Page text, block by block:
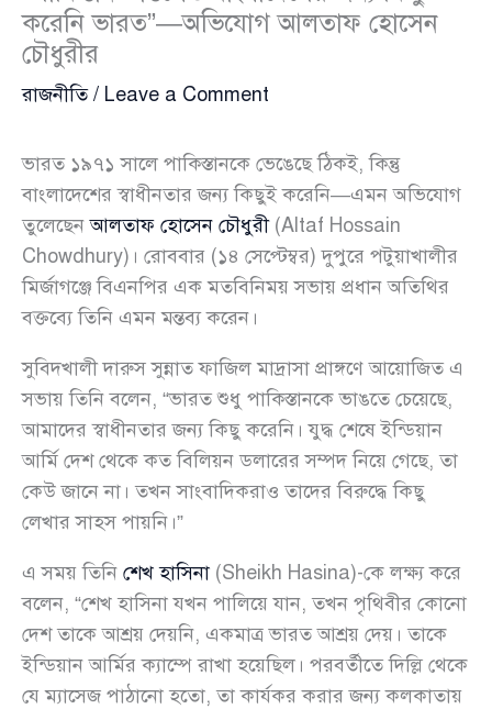
করেনি ভারত”—অভিযোগ আলতাফ হোসেন
চৌধুরীর
রাজনীতি/ Leave a Comment
ভারত ১৯৭১ সালে পাকিস্তানকে ভেঙেছে ঠিকই, কিন্তু
বাংলাদেশের স্বাধীনতার জন্য কিছুই করেনি—এমন অভিযোগ
তুলেছেনআলতাফ হোসেন চৌধুরী(Altaf Hossain
Chowdhury)। রোববার (১৪ সেপ্টেম্বর) দুপুরে পটুয়াখালীর
মির্জাগঞ্জে বিএনপির এক মতবিনিময় সভায় প্রধান অতিথির
বক্তব্যে তিনি এমন মন্তব্য করেন।
সুবিদখালী দারুস সুন্নাত ফাজিল মাদ্রাসা প্রাঙ্গণে আয়োজিত এ
সভায় তিনি বলেন, “ভারত শুধু পাকিস্তানকে ভাঙতে চেয়েছে,
আমাদের স্বাধীনতার জন্য কিছু করেনি। যুদ্ধ শেষে ইন্ডিয়ান
আর্মি দেশ থেকে কত বিলিয়ন ডলারের সম্পদ নিয়ে গেছে, তা
কেউ জানে না। তখন সাংবাদিকরাও তাদের বিরুদ্ধে কিছু
লেখার সাহস পায়নি।”
এ সময় তিনি শেখ হাসিনা (Sheikh Hasina)-কে লক্ষ্য করে
বলেন, “শেখ হাসিনা যখন পালিয়ে যান, তখন পৃথিবীর কোনো
দেশ তাকে আশ্রয় দেয়নি, একমাত্র ভারত আশ্রয় দেয়। তাকে
ইন্ডিয়ান আর্মির ক্যাম্পে রাখা হয়েছিল। পরবর্তীতে দিল্লি থেকে
যে ম্যাসেজ পাঠানো হতো, তা কার্যকর করার জন্য কলকাতায়